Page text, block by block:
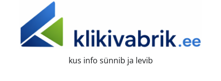
content
kus info sünnib ja levib